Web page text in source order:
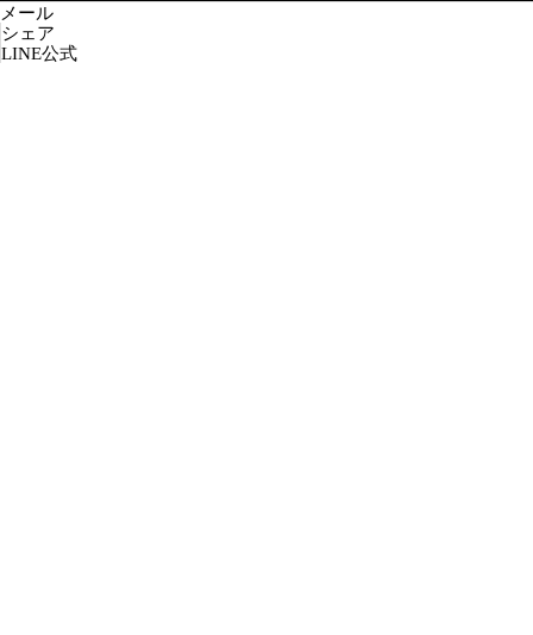
メール
シェア
LINE公式